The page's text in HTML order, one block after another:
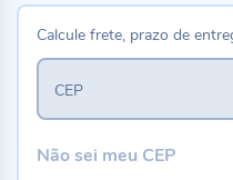
Calcule frete, prazo de
CEP
Não sei meu CEP